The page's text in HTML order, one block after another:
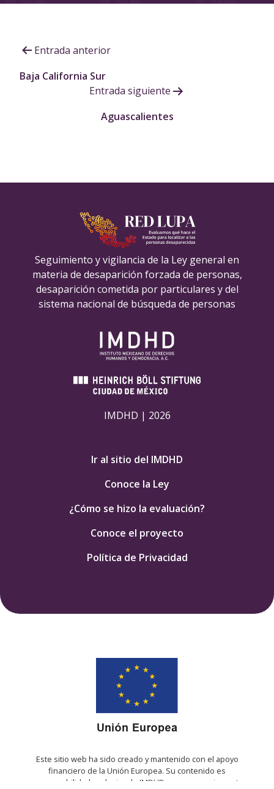
Navegación
de
Entrada anterior
Baja California Sur
Entrada siguiente
Aguascalientes
Seguimiento y vigilancia de la Ley general en
materia de desaparición forzada de personas,
desaparición cometida por particulares y del
sistema nacional de búsqueda de personas
IMDHD | 2026
Ir al sitio del IMDHD
Conoce la Ley
¿Cómo se hizo la evaluación?
Conoce el proyecto
Política de Privacidad
Este sitio web ha sido creado y mantenido con el apoyo
financiero de la Unión Europea. Su contenido es
responsabilidad exclusiva de IMDHD y no necesariamente